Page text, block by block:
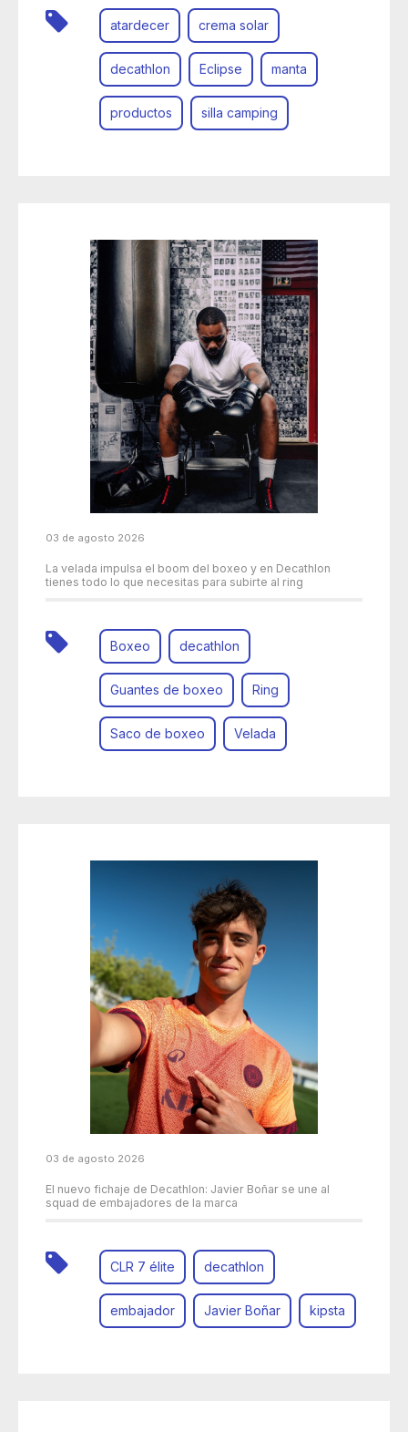
atardecer crema solar
decathlon Eclipse manta
productos silla camping
03 de agosto 2026
La velada impulsa el boom del boxeo y en Decathlon
tienes todo lo que necesitas para subirte al ring
Boxeo decathlon
Guantes de boxeo Ring
Saco de boxeo Velada
03 de agosto 2026
El nuevo fichaje de Decathlon: Javier Boñar se une al
squad de embajadores de la marca
CLR 7 élite decathlon
embajador Javier Boñar kipsta